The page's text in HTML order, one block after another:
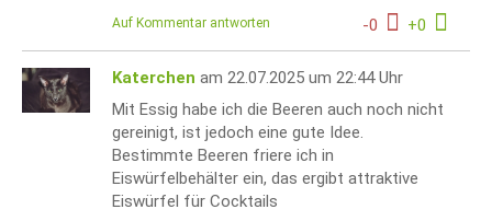
-0 +0
Auf Kommentar antworten
Katerchen am 22.07.2025 um 22:44 Uhr
Mit Essig habe ich die Beeren auch noch nicht
gereinigt, ist jedoch eine gute Idee.
Bestimmte Beeren friere ich in
Eiswürfelbehälter ein, das ergibt attraktive
Eiswürfel für Cocktails